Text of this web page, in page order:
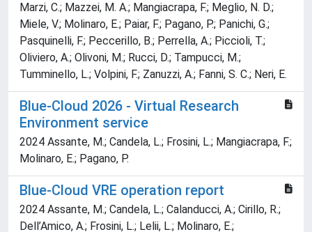
Marzi, C.; Mazzei, M. A.; Mangiacrapa, F.; Meglio, N. D.;
Miele, V.; Molinaro, E.; Paiar, F.; Pagano, P.; Panichi, G.;
Pasquinelli, F.; Peccerillo, B.; Perrella, A.; Piccioli, T.;
Oliviero, A.; Olivoni, M.; Rucci, D.; Tampucci, M.;
Tumminello, L.; Volpini, F.; Zanuzzi, A.; Fanni, S. C.; Neri, E.
Blue-Cloud 2026 - Virtual Research
Environment service
2024 Assante, M.; Candela, L.; Frosini, L.; Mangiacrapa, F.;
Molinaro, E.; Pagano, P.
Blue-Cloud VRE operation report
2024 Assante, M.; Candela, L.; Calanducci, A.; Cirillo, R.;
Dell’Amico, A.; Frosini, L.; Lelii, L.; Molinaro, E.;